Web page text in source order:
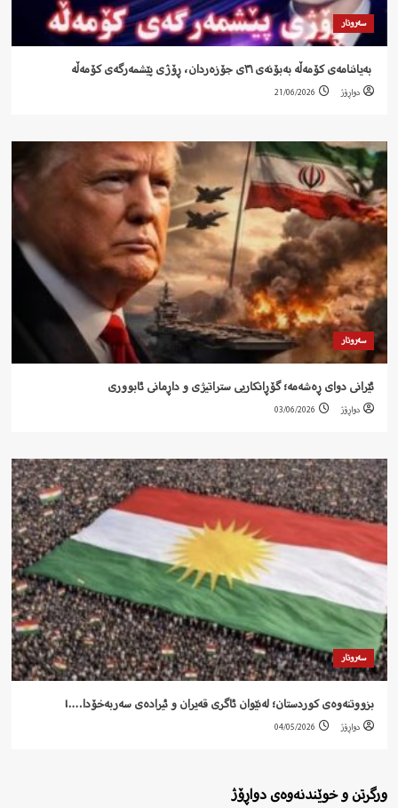
سەروتار
‍ بەیاننامەی کۆمەڵە بەبۆنەی ٣١ی جۆزەردان، ڕۆژی پێشمەرگەی کۆمەڵە
دواڕۆژ 21/06/2026
سەروتار
ئێرانی دوای ڕەشەمە؛ گۆڕانکاریی ستراتیژی و داڕمانی ئابووری
دواڕۆژ 03/06/2026
سەروتار
بزووتنەوەی کوردستان؛ لەنێوان ئاگری قەیران و ئیرادەی سەربەخۆدا….!
دواڕۆژ 04/05/2026
ورگرتن و خوێندنەوەی دواڕۆژ